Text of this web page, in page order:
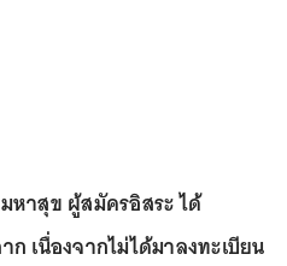
หาสุข ผู้สมัครอิสระ ได้
เนื่องจากไม่ได้มาลงทะเบียน